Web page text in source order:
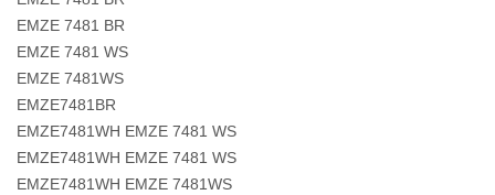
EMZE 7481 BR
EMZE 7481 WS
EMZE 7481WS
EMZE7481BR
EMZE7481WH EMZE 7481 WS
EMZE7481WH EMZE 7481 WS
EMZE7481WH EMZE 7481WS